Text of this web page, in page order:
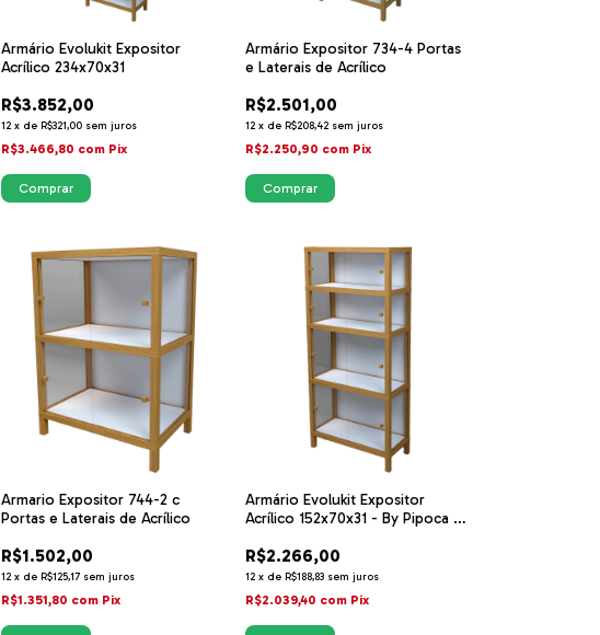
Armário Evolukit Expositor
Acrílico 234x70x31
R$3.852,00
12 x deR$321,00 sem juros
R$3.466,80 com Pix
Armário Expositor 734-4 Portas
e Laterais de Acrílico
R$2.501,00
12 x de R$208,42 sem juros
R$2.250,90 com Pix
Armario Expositor 744-2 c
Portas e Laterais de Acrílico
R$1.502,00
12 x deR$125,17 sem juros
R$1.351,80 com Pix
Armário Evolukit Expositor
Acrílico 152x70x31 - By Pipoca e
R$2.266,00
12 x de R$188,83 sem juros
R$2.039,40 com Pix